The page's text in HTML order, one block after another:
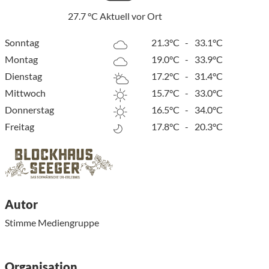
27.7°C Aktuell vor Ort
Sonntag 21.3°C -
33.1°C
Montag
19.0°C -
33.9°C
Dienstag
17.2°C -
31.4°C
Mittwoch
15.7°C -
33.0°C
Donnerstag
16.5°C -
34.0°C
Freitag
17.8°C - 20.3°C
Autor
Stimme Mediengruppe